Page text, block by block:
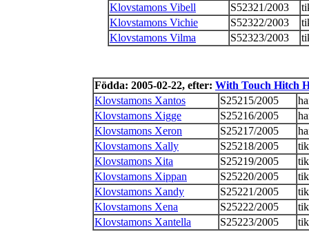
Klovstamons Vibell
S52321/2003
Klovstamons Vichie
S52322/2003
Klovstamons Vilma
S52323/2003
Födda: 2005-02-22, efter: With Touch Hitch
Klovstamons Xantos
S25215/2005
Klovstamons Xigge
S25216/2005
Klovstamons Xeron
S25217/2005
Klovstamons Xally
S25218/2005
tik
Klovstamons Xita
S25219/2005
tik
Klovstamons Xippan
S25220/2005
tik
Klovstamons Xandy
S25221/2005
tik
Klovstamons Xena
S25222/2005
tik
Klovstamons Xantella
S25223/2005 tik